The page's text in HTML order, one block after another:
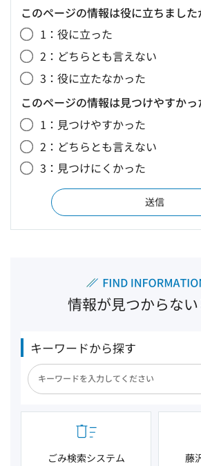
このページの情報は役に立ちました
1：役に立った
2：どちらとも言えない
3：役に立たなかった
このページの情報は見つけやすかっ
1：見つけやすかった
2：どちらとも言えない
3：見つけにくかった
情報が見つからな
キーワードから探す
ごみ検索システム 藤